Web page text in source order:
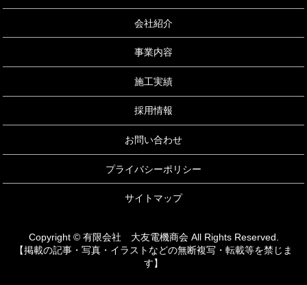
会社紹介
事業内容
施工実績
採用情報
お問い合わせ
プライバシーポリシー
サイトマップ
Copyright © 有限会社 大友電機商会 All Rights Reserved.
【掲載の記事・写真・イラストなどの無断複写・転載等を禁じま
す】